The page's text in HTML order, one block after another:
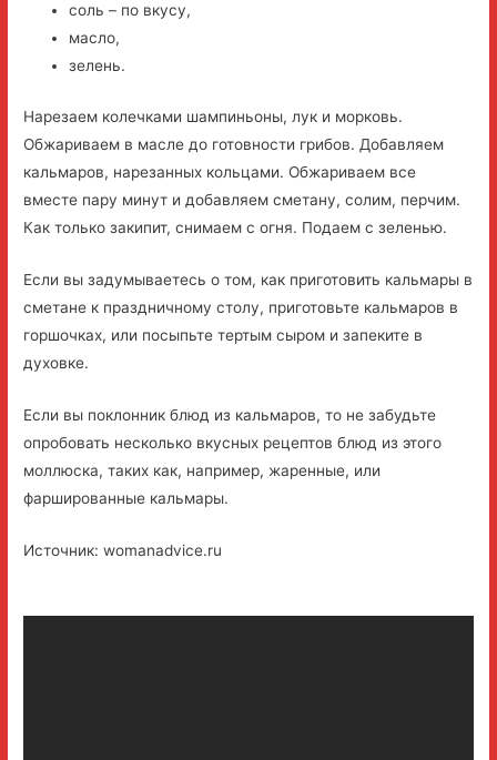
соль – по вкусу,
масло,
зелень.
Нарезаем колечками шампиньоны, лук и морковь.
Обжариваем в масле до готовности грибов. Добавляем
кальмаров, нарезанных кольцами. Обжариваем все
вместе пару минут и добавляем сметану, солим, перчим.
Как только закипит, снимаем с огня. Подаем с зеленью.
Если вы задумываетесь о том, как приготовить кальмары в
сметане к праздничному столу, приготовьте кальмаров в
горшочках, или посыпьте тертым сыром и запеките в
духовке.
Если вы поклонник блюд из кальмаров, то не забудьте
опробовать несколько вкусных рецептов блюд из этого
моллюска, таких как, например, жаренные, или
фаршированные кальмары.
Источник: womanadvice.ru